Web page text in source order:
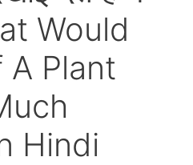
Would
A Plant
Hindi